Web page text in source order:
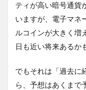
ティが高い暗号通貨
いますが、電子マネ
ルコインが大きく増
日も近い将来あるか
でもそれは「過去に
ら、予想はあくまで